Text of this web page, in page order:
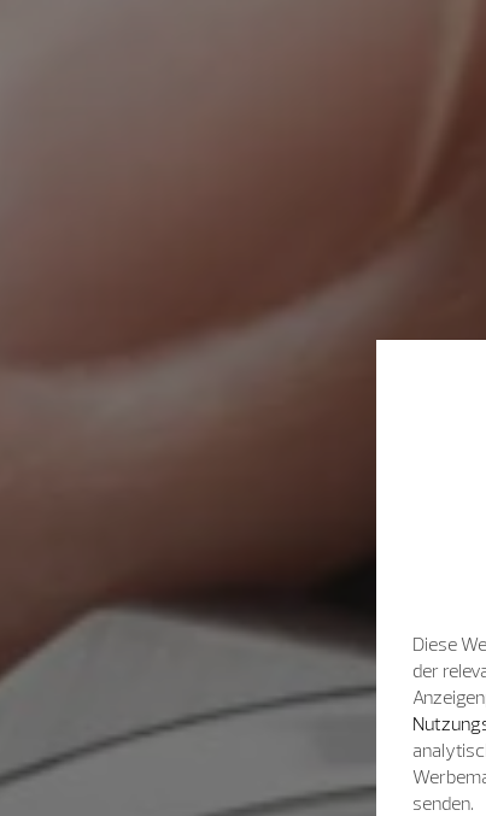
Diese
der
senden.